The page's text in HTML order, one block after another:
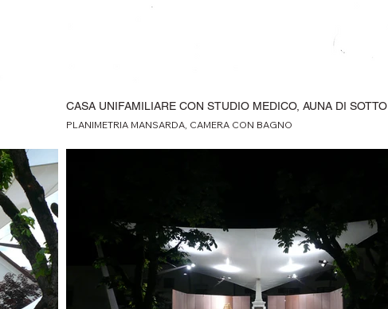
CASA UNIFAMILIARE CON STUDIO MEDICO, AUNA DI SOTTO
PLANIMETRIA MANSARDA, CAMERA CON BAGNO